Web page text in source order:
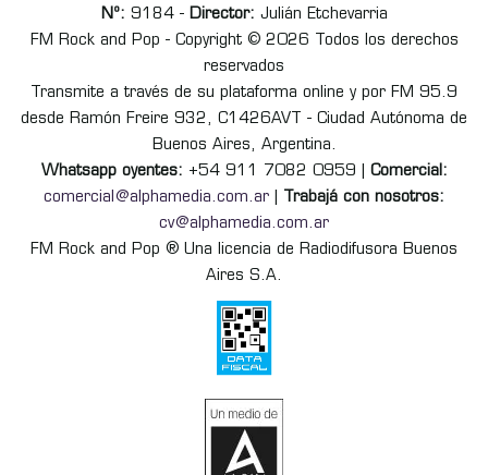
Nº: 9184 - Director: Julián Etchevarria
FM Rock and Pop - Copyright © 2026 Todos los derechos
reservados
Transmite a través de su plataforma online y por FM 95.9
desde Ramón Freire 932, C1426AVT - Ciudad Autónoma de
Buenos Aires, Argentina.
Whatsapp oyentes: +54 911 7082 0959 | Comercial:
comercial@alphamedia.com.ar
Trabajá con nosotros:
cv@alphamedia.com.ar
FM Rock and Pop ® Una licencia de Radiodifusora Buenos
Aires S.A.